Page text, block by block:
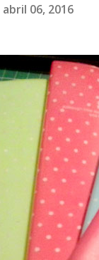
abril 06, 2016